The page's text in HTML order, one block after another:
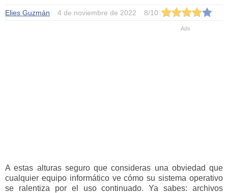
Elies Guzmán 4 de noviembre de 2022 8/10
A estas alturas seguro que consideras una obviedad que
cualquier equipo informático ve cómo su sistema operativo
se ralentiza por el uso continuado. Ya sabes: archivos